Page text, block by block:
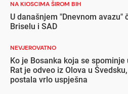
NA KIOSCIMA ŠIROM BIH
U današnjem "Dnevnom avazu"
Briselu i SAD
NEVJEROVATNO
Ko je Bosanka koja se
Rat je odveo iz Olova u
postala vrlo uspješna